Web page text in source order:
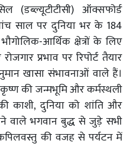
(डब्ल्यूटीटीसी) ऑक्सफोर्ड
साल पर दुनिया भर के 184
आर्थिक क्षेत्रों के लिए
प्रभाव पर रिपोर्ट तैयार
खासा संभावनाओं वाले हैं।
की जन्मभूमि और कर्मस्थली
काशी, दुनिया को शांति और
वाले भगवान बुद्ध से जुड़े सभी
की वजह से पर्यटन में